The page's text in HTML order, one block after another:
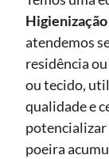
atendemos
residência
ou tecido,
qualidade e
potencializar
poeira